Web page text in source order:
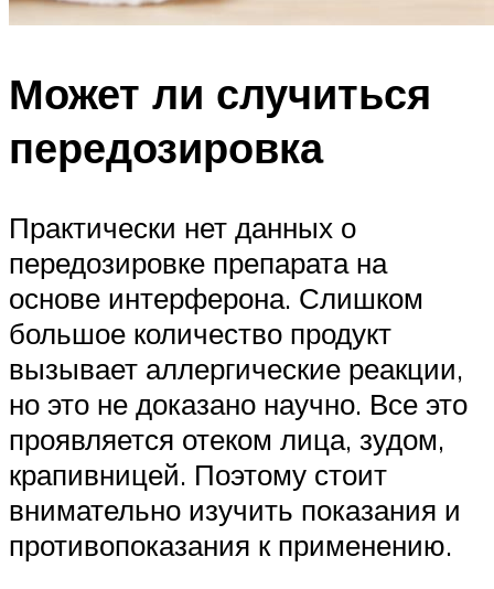
Может ли случиться
передозировка
Практически нет данных о
передозировке препарата на
основе интерферона. Слишком
большое количество продукт
вызывает аллергические реакции,
но это не доказано научно. Все это
проявляется отеком лица, зудом,
крапивницей. Поэтому стоит
внимательно изучить показания и
противопоказания к применению.